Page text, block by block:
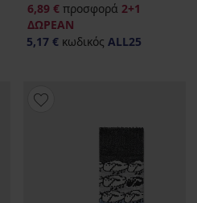
6,89 € προσφορά 2+1
ΔΩΡΕΑΝ
5,17 € κωδικός ALL25